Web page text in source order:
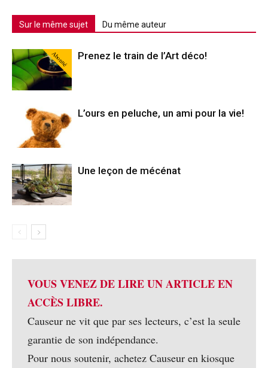
Sur le même sujet Du même auteur
Abonné Prenez le train de l’Art déco!
L’ours en peluche, un ami pour la vie!
Une leçon de mécénat
VOUS VENEZ DE LIRE UN ARTICLE EN
ACCÈS LIBRE.
Causeur ne vit que par ses lecteurs, c’est la seule
garantie de son indépendance.
Pour nous soutenir, achetez Causeur en kiosque